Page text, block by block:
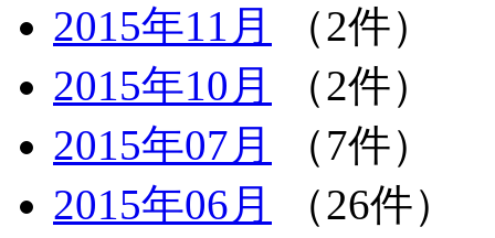
2015年11月
（2件）
2015年10月
（2件）
2015年07月
（7件）
2015年06月
（26件）